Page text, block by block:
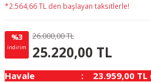
*2.564,66 TL den başlayan taksitlerle!
%3
indirim
26.000,00 TL
25.220,00 TL
Havale 23.959,00